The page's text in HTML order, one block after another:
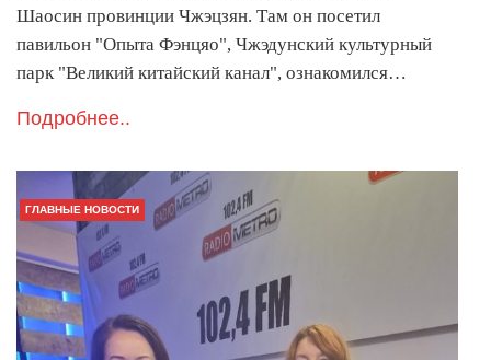
Шаосин провинции Чжэцзян. Там он посетил
павильон "Опыта Фэнцяо", Чжэдунский культурный
парк "Великий китайский канал", ознакомился…
Подробнее..
ГЛАВНЫЕ НОВОСТИ